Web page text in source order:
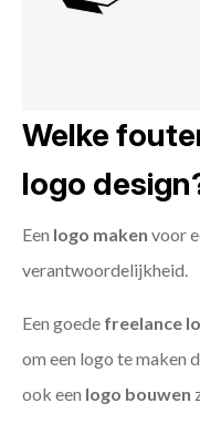
Welke
logo
Een logo maken voor
verantwoordelijkheid.
Een goede freelance
om een logo te maken
ook een logo bouwen